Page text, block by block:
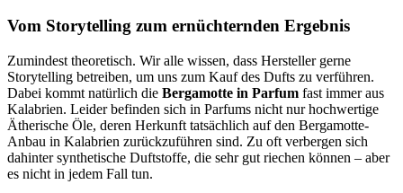
Vom Storytelling zum ernüchternden Ergebnis
Zumindest theoretisch. Wir alle wissen, dass Hersteller gerne
Storytelling betreiben, um uns zum Kauf des Dufts zu verführen.
Dabei kommt natürlich die Bergamotte in Parfum fast immer aus
Kalabrien. Leider befinden sich in Parfums nicht nur hochwertige
Ätherische Öle, deren Herkunft tatsächlich auf den Bergamotte-
Anbau in Kalabrien zurückzuführen sind. Zu oft verbergen sich
dahinter synthetische Duftstoffe, die sehr gut riechen können – aber
es nicht in jedem Fall tun.